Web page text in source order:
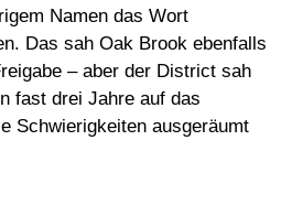
Namen das Wort
Das sah Oak Brook ebenfalls
– aber der District sah
fast drei Jahre auf das
Schwierigkeiten ausgeräumt